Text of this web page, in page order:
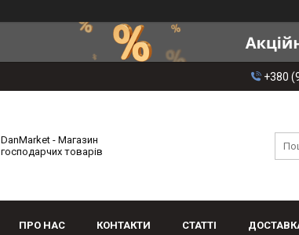
+380
DanMarket - Магазин
господарчих товарів
ПРО НАС КОНТАКТИ СТАТТІ